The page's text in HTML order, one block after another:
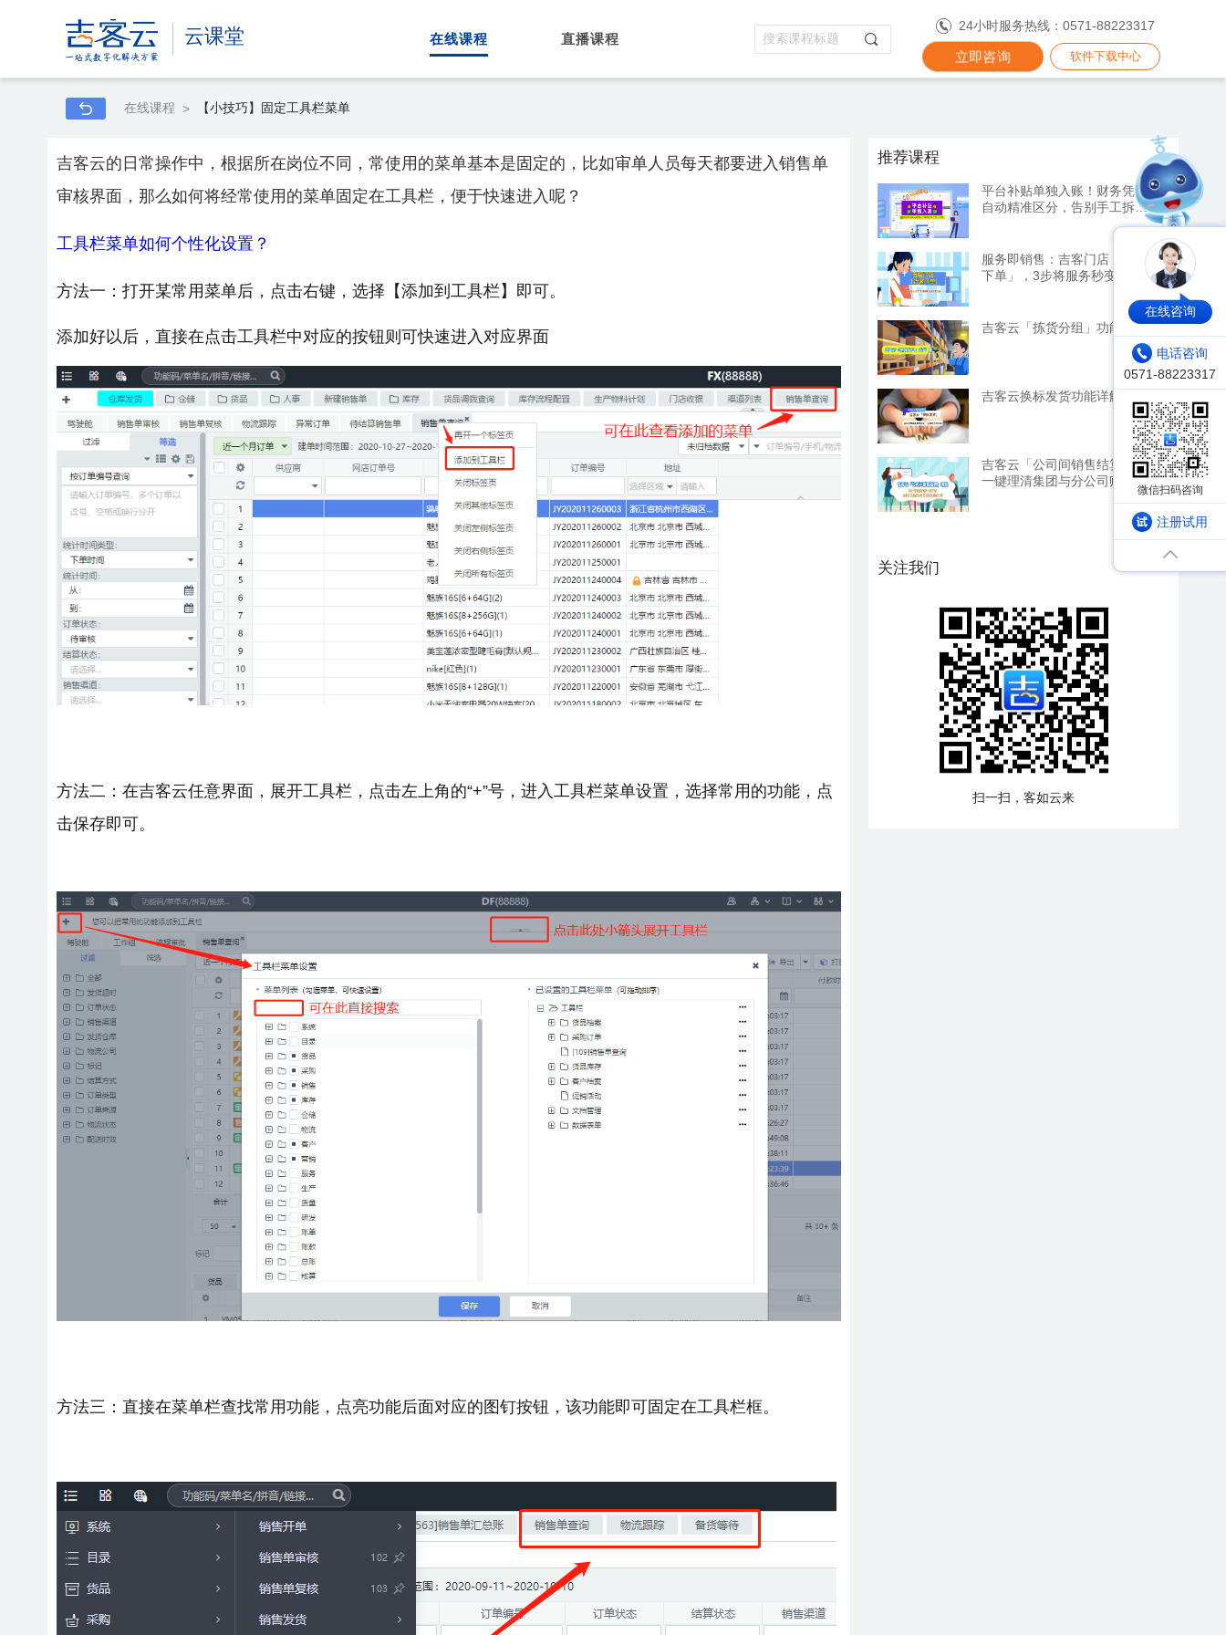
云课堂 在线课程 直播课程
24小时服务热线：0571-88223317
立即咨询 软件下载中心
在线咨询
电话咨询
注册试用
在线课程 > 【小技巧】固定工具栏菜单
吉客云的日常操作中，根据所在岗位不同，常使用的菜单基本是固定的，比如审单人员每天都要进入销售单
审核界面，那么如何将经常使用的菜单固定在工具栏，便于快速进入呢？
工具栏菜单如何个性化设置？
方法一：打开某常用菜单后，点击右键，选择【添加到工具栏】即可。
添加好以后，直接在点击工具栏中对应的按钮则可快速进入对应界面
方法二：在吉客云任意界面，展开工具栏，点击左上角的“+”号，进入工具栏菜单设置，选择常用的功能，点
击保存即可。
方法三：直接在菜单栏查找常用功能，点亮功能后面对应的图钉按钮，该功能即可固定在工具栏框。
推荐课程
平台补贴单独入账！财务凭证
自动精准区分，告别手工拆分
服务即销售：吉客门店「代客
下单」，3步将服务秒变订单
吉客云「拣货分组」功能详解
吉客云换标发货功能详解
吉客云「公司间销售结算」：
一键理清集团与分公司账务，
关注我们
扫一扫，客如云来